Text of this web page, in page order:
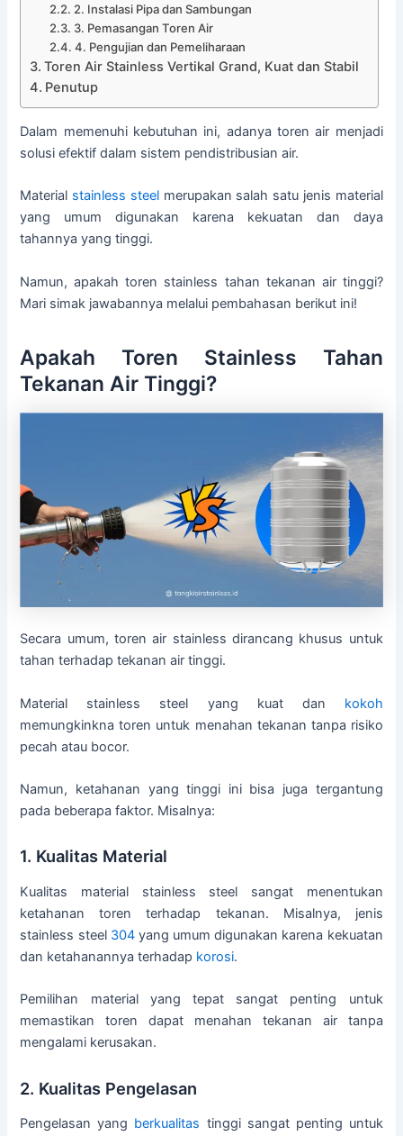
2. Instalasi Pipa dan Sambungan
3. Pemasangan Toren Air
4. Pengujian dan Pemeliharaan
Toren Air Stainless Vertikal Grand, Kuat dan Stabil
Penutup
Dalam memenuhi kebutuhan ini, adanya toren air menjadi
solusi efektif dalam sistem pendistribusian air.
Material stainless steelmerupakan salah satu jenis material
yang umum digunakan karena kekuatan dan daya
tahannya yang tinggi.
Namun, apakah toren stainless tahan tekanan air tinggi?
Mari simak jawabannya melalui pembahasan berikut ini!
Apakah Toren Stainless Tahan
Tekanan Air Tinggi?
Secara umum, toren air stainless dirancang khusus untuk
tahan terhadap tekanan air tinggi.
Material stainless steel yang kuat dan kokoh
memungkinkna toren untuk menahan tekanan tanpa risiko
pecah atau bocor.
Namun, ketahanan yang tinggi ini bisa juga tergantung
pada beberapa faktor. Misalnya:
1. Kualitas Material
Kualitas material stainless steel sangat menentukan
ketahanan toren terhadap tekanan. Misalnya, jenis
stainless steel 304yang umum digunakan karena kekuatan
dan ketahanannya terhadap korosi.
Pemilihan material yang tepat sangat penting untuk
memastikan toren dapat menahan tekanan air tanpa
mengalami kerusakan.
2. Kualitas Pengelasan
Pengelasan yang berkualitas tinggi sangat penting untuk